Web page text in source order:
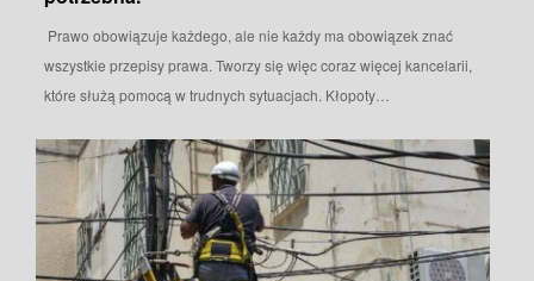
Prawo obowiązuje każdego, ale nie każdy ma obowiązek znać
wszystkie przepisy prawa. Tworzy się więc coraz więcej kancelarii,
które służą pomocą w trudnych sytuacjach. Kłopoty…